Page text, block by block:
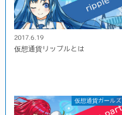
2017.6.19
仮想通貨リップルとは
仮想通貨ガールズ